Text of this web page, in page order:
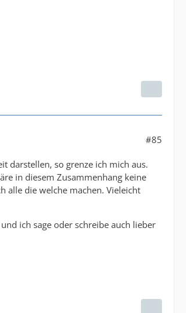
#85
darstellen, so grenze ich mich aus.
in diesem Zusammenhang keine
alle die welche machen. Vieleicht
ich sage oder schreibe auch lieber